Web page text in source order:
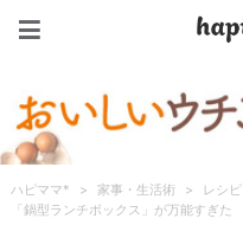
ハピママ* > 家事・生活術 > レシピ
「鍋型ランチボックス」が万能すぎた